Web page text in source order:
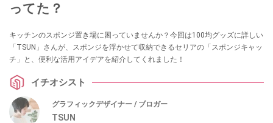
ってた？
キッチンのスポンジ置き場に困っていませんか？今回は100均グッズに詳しい
「TSUN」さんが、スポンジを浮かせて収納できるセリアの「スポンジキャッ
チ」と、便利な活用アイデアを紹介してくれました！
イチオシスト
グラフィックデザイナー / ブロガー
TSUN